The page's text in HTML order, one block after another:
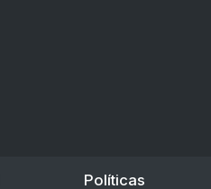
Políticas